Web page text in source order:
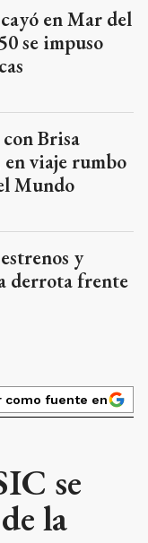
en Mar del
se impuso
Brisa
en viaje rumbo
Mundo
y
derrota frente
como fuente en
se
la